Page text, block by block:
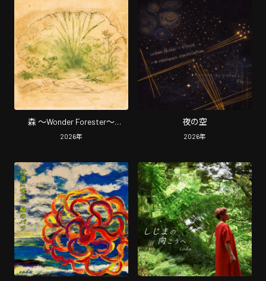
森 〜Wonder Forester〜
(Rework)
2026年
夜の空
2026年